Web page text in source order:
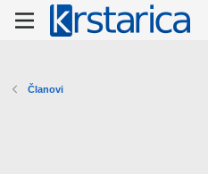
Članovi